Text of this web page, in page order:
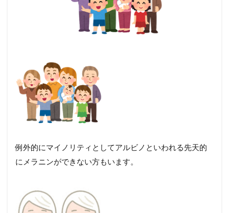
例外的にマイノリティとしてアルビノといわれる先天的
にメラニンができない方もいます。